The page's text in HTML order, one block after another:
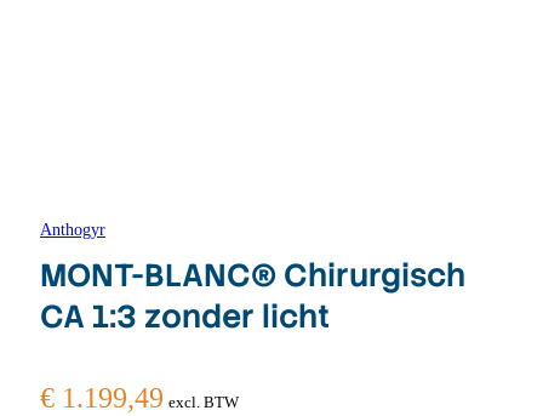
Anthogyr
MONT-BLANC® Chirurgisch
CA 1:3 zonder licht
€ 1.199,49 excl. BTW